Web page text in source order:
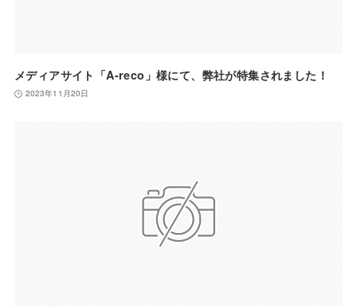
メディアサイト「A-reco」様にて、弊社が特集されました！
2023年11月20日